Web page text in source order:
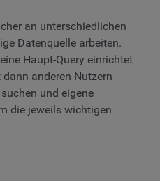
an unterschiedlichen
Datenquelle arbeiten.
Haupt-Query einrichtet
anderen Nutzern
und eigene
die jeweils wichtigen